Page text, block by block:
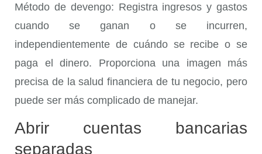
Método de devengo: Registra ingresos y gastos
cuando se ganan o se incurren,
independientemente de cuándo se recibe o se
paga el dinero. Proporciona una imagen más
precisa de la salud financiera de tu negocio, pero
puede ser más complicado de manejar.
Abrir cuentas bancarias
separadas